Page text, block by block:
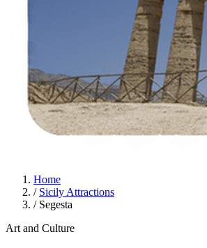
Home
/ Sicily Attractions
/ Segesta
Art and Culture